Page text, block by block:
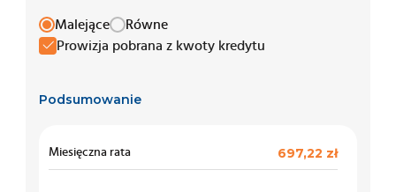
Malejące
Równe
Prowizja pobrana z kwoty kredytu
Podsumowanie
Miesięczna rata 697,22 zł